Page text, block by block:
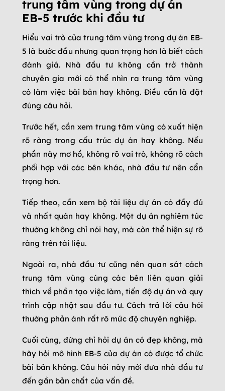
trung tâm vùng trong dự án
EB-5 trước khi đầu tư
Hiểu vai trò của trung tâm vùng trong dự án EB-
5 là bước đầu nhưng quan trọng hơn là biết cách
đánh giá. Nhà đầu tư không cần trở thành
chuyên gia mới có thể nhìn ra trung tâm vùng
có làm việc bài bản hay không. Điều cần là đặt
đúng câu hỏi.
Trước hết, cần xem trung tâm vùng có xuất hiện
rõ ràng trong cấu trúc dự án hay không. Nếu
phần này mơ hồ, không rõ vai trò, không rõ cách
phối hợp với các bên khác, nhà đầu tư nên cẩn
trọng hơn.
Tiếp theo, cần xem bộ tài liệu dự án có đầy đủ
và nhất quán hay không. Một dự án nghiêm túc
thường không chỉ nói hay, mà còn thể hiện sự rõ
ràng trên tài liệu.
Ngoài ra, nhà đầu tư cũng nên quan sát cách
trung tâm vùng cùng các bên liên quan giải
thích về phần tạo việc làm, tiến độ dự án và quy
trình cập nhật sau đầu tư. Cách trả lời câu hỏi
thường phản ánh rất rõ mức độ chuyên nghiệp.
Cuối cùng, đừng chỉ hỏi dự án có đẹp không, mà
hãy hỏi mô hình EB-5 của dự án có được tổ chức
bài bản không. Câu hỏi này mới đưa nhà đầu tư
đến gần bản chất của vấn đề.